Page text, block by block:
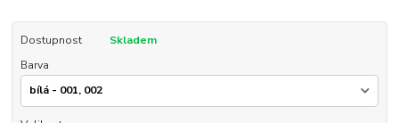
Dostupnost
Skladem
Barva